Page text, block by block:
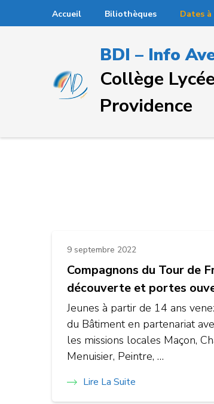
au
Accueil Biliothèques Dates
BDI – Info
Collège
Providence
9 septembre 2022
Compagnons du Tour de
découverte et portes
Jeunes à partir de 14 ans
du Bâtiment en partenariat
les missions locales Maçon,
Menuisier, Peintre, …
Lire La Suite